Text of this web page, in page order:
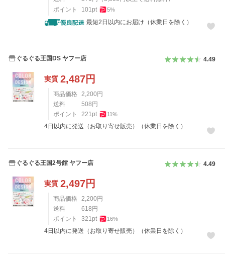
ポイント
101pt 5%
最短2日以内にお届け（休業日を除く）
ぐるぐる王国DS ヤフー店 4.49
実質 2,487円
商品価格 2,200 円
送料
508 円
ポイント
221pt 11%
4日以内に発送（お取り寄せ販売）（休業日を除く）
ぐるぐる王国2号館 ヤフー店 4.49
実質 2,497円
商品価格 2,200 円
送料
618 円
ポイント
321pt 16%
4日以内に発送（お取り寄せ販売）（休業日を除く）